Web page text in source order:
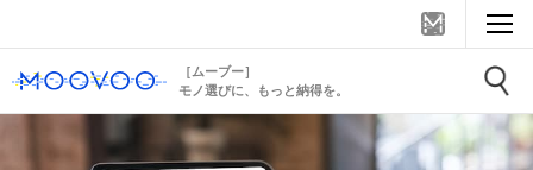
［ムーブー］
モノ選びに、もっと納得を。